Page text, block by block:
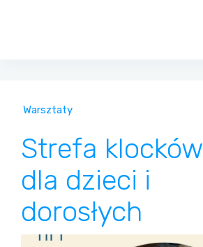
Warsztaty
Strefa klocków
dla dzieci i
dorosłych